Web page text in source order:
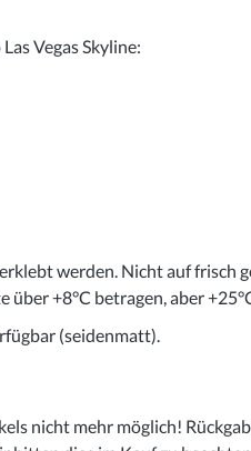
Vegas Skyline:
werden. Nicht auf frisch
über +8°C betragen, aber
(seidenmatt).
nicht mehr möglich!